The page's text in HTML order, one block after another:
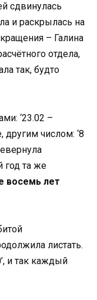
сдвинулась
и раскрылась на
– Галина
отдела,
так, будто
‘23.02 –
числом: ‘8
год та же
восемь лет
листать.
и так каждый